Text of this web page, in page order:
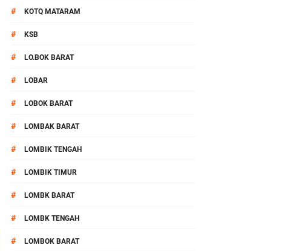
# KOTQ MATARAM
# KSB
# LO.BOK BARAT
# LOBAR
# LOBOK BARAT
# LOMBAK BARAT
# LOMBIK TENGAH
# LOMBIK TIMUR
# LOMBK BARAT
# LOMBK TENGAH
# LOMBOK BARAT